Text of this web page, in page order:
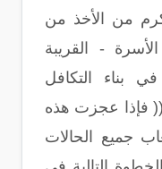
من الأخذ من
- القريبة
بناء التكافل
(( فإذا عجزت هذه
جميع الحالات